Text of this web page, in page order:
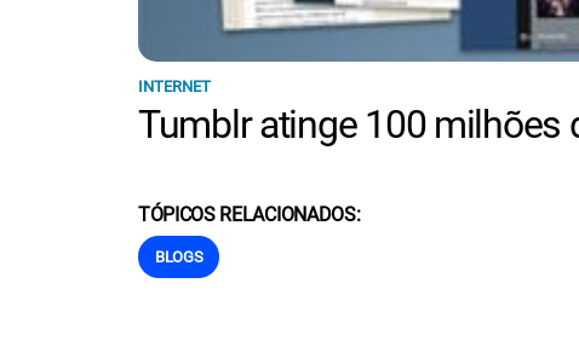
INTERNET
Tumblr atinge 100 milhões
TÓPICOS RELACIONADOS:
BLOGS